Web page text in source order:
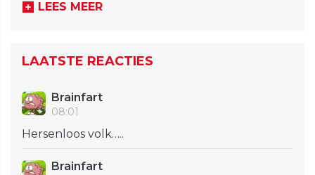
LEES MEER
LAATSTE REACTIES
Brainfart
08:01
Hersenloos volk…..
Brainfart